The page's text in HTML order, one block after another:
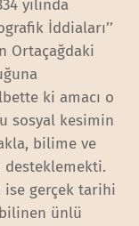
yılında
İddiaları’’
Ortaçağdaki
ki amacı o
sosyal kesimin
bilime ve
desteklemekti.
ise gerçek tarihi
ünlü